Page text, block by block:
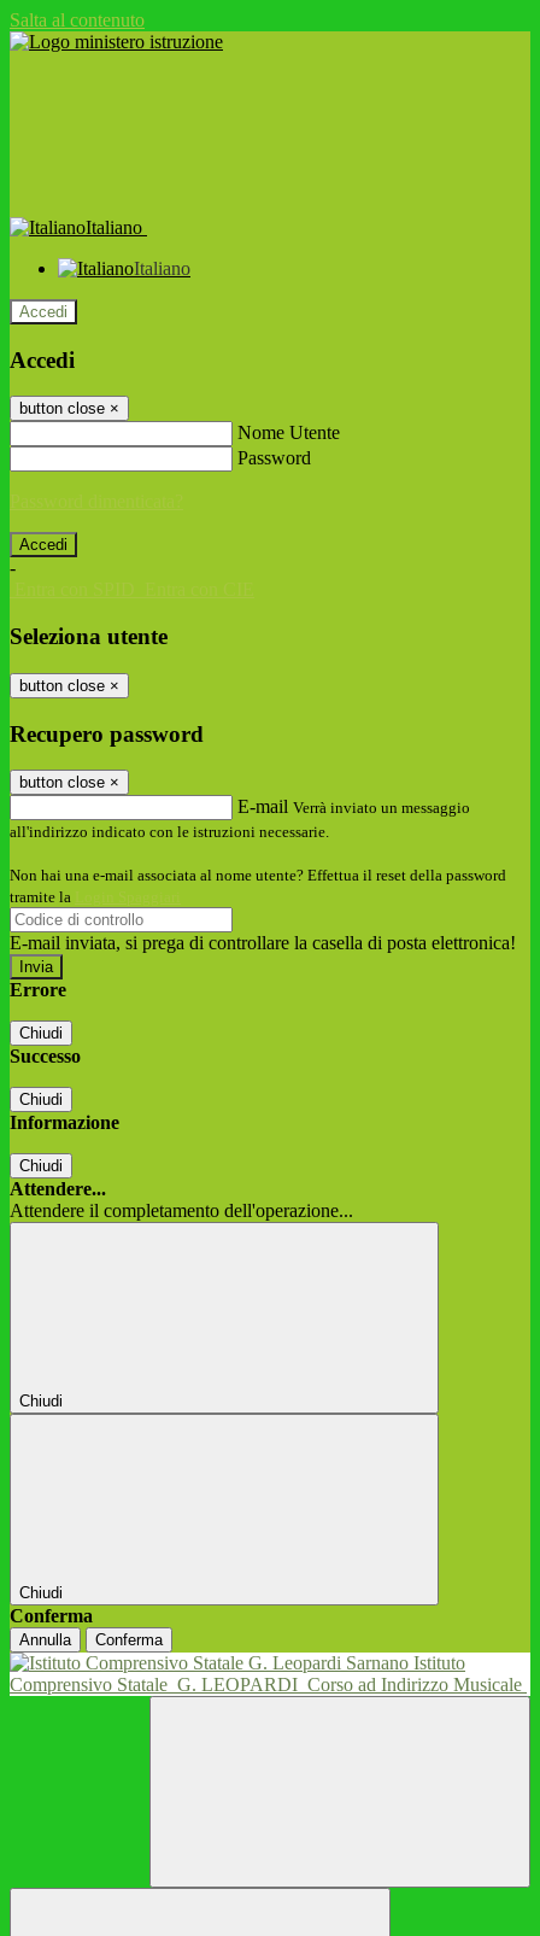
Salta al contenuto
Italiano
Italiano
Accedi
Accedi
button close ×
Nome Utente
Password
-
Seleziona utente
button close ×
Recupero password
button close ×
E-mail Verrà inviato un messaggio
all'indirizzo indicato con le istruzioni necessarie.
Non hai una e-mail associata al nome utente? Effettua il reset della password
tramite la
E-mail inviata, si prega di controllare la casella di posta elettronica!
Errore
Chiudi
Successo
Chiudi
Informazione
Chiudi
Attendere...
Attendere il completamento dell'operazione...
Chiudi
Chiudi
Conferma
Annulla Conferma
Istituto
Comprensivo Statale G. LEOPARDI Corso ad Indirizzo Musicale